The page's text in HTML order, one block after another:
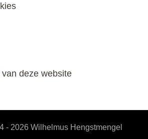
deze website
- 2026 Wilhelmus Hengstmengel